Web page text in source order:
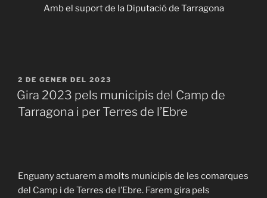
Amb el suport de la Diputació de Tarragona
PUBLICAT
A
2 DE GENER DEL 2023
Gira 2023 pels municipis del Camp de
Tarragona i per Terres de l’Ebre
Enguany actuarem a molts municipis de les comarques
del Camp i de Terres de l’Ebre. Farem gira pels